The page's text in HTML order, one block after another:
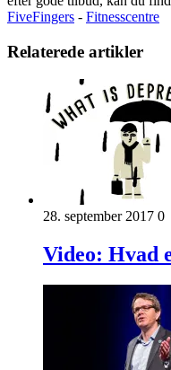
FiveFingers - Fitnesscentre
Relaterede artikler
28. september 2017 0
Video: Hvad